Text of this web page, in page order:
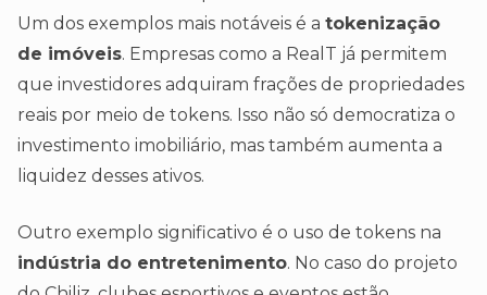
Um dos exemplos mais notáveis é a tokenização
de imóveis. Empresas como a RealT já permitem
que investidores adquiram frações de propriedades
reais por meio de tokens. Isso não só democratiza o
investimento imobiliário, mas também aumenta a
liquidez desses ativos.
Outro exemplo significativo é o uso de tokens na
indústria do entretenimento. No caso do projeto